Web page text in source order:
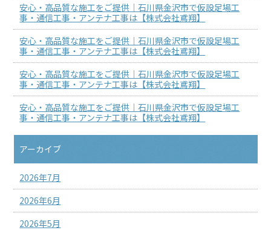
安心・高品質な施工をご提供｜石川県金沢市で仮設足場工
事・通信工事・アンテナ工事は【株式会社鳶翔】
安心・高品質な施工をご提供｜石川県金沢市で仮設足場工
事・通信工事・アンテナ工事は【株式会社鳶翔】
安心・高品質な施工をご提供｜石川県金沢市で仮設足場工
事・通信工事・アンテナ工事は【株式会社鳶翔】
安心・高品質な施工をご提供｜石川県金沢市で仮設足場工
事・通信工事・アンテナ工事は【株式会社鳶翔】
アーカイブ
2026年7月
2026年6月
2026年5月